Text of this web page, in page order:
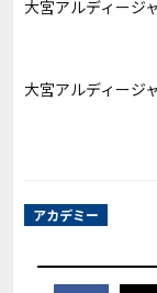
大宮アルディー
大宮アルディージ
アカデミー